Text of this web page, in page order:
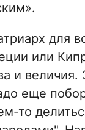
для
или
и
еще
то